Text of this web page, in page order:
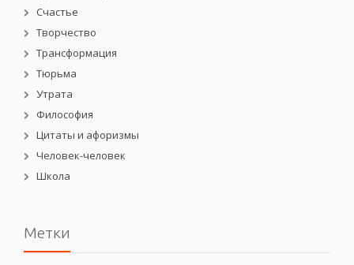
Счастье
Творчество
Трансформация
Тюрьма
Утрата
Философия
Цитаты и афоризмы
Человек-человек
Школа
Метки